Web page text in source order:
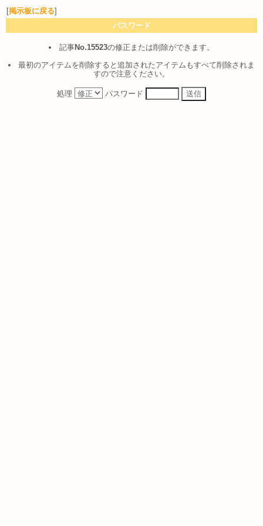
[掲示板に戻る]
パスワード
記事No.15523の修正または削除ができます。
最初のアイテムを削除すると追加されたアイテムもすべて削除されま
すので注意ください。
処理 パスワード